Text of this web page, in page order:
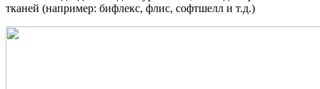
тканей (например: бифлекс, флис, софтшелл и т.д.)